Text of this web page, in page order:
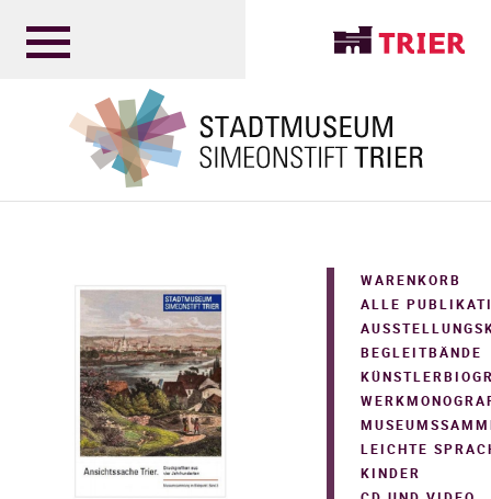
WARENKORB
ALLE
BEGLEITBÄNDE
LEICHTE
KINDER